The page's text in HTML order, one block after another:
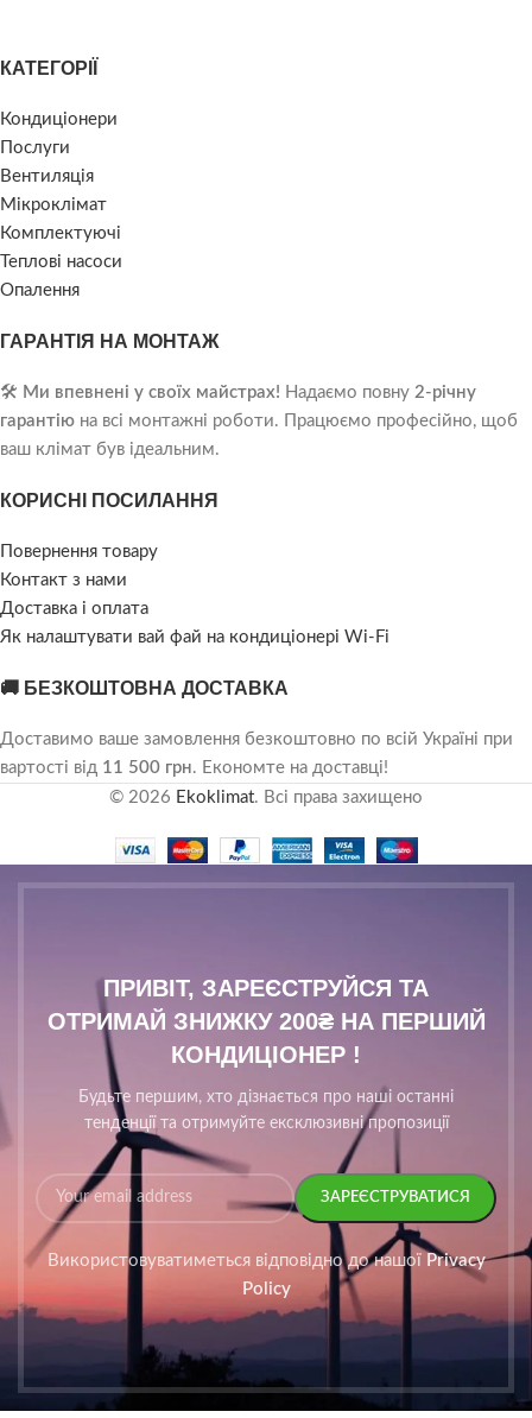
КАТЕГОРІЇ
Кондиціонери
Послуги
Вентиляція
Мікроклімат
Комплектуючі
Теплові насоси
Опалення
ГАРАНТІЯ НА МОНТАЖ
🛠️ Ми впевнені у своїх майстрах! Надаємо повну 2-річну
гарантію на всі монтажні роботи. Працюємо професійно, щоб
ваш клімат був ідеальним.
КОРИСНІ ПОСИЛАННЯ
Повернення товару
Контакт з нами
Доставка і оплата
Як налаштувати вай фай на кондиціонері Wi-Fi
🚚 БЕЗКОШТОВНА ДОСТАВКА
Доставимо ваше замовлення безкоштовно по всій Україні при
вартості від 11 500 грн. Економте на доставці!
© 2026 Ekoklimat. Всі права захищено
ПРИВІТ, ЗАРЕЄСТРУЙСЯ ТА
ОТРИМАЙ ЗНИЖКУ 200₴ НА ПЕРШИЙ
КОНДИЦІОНЕР !
Будьте першим, хто дізнається про наші останні
тенденції та отримуйте ексклюзивні пропозиції
Використовуватиметься відповідно до нашої Privacy
Policy